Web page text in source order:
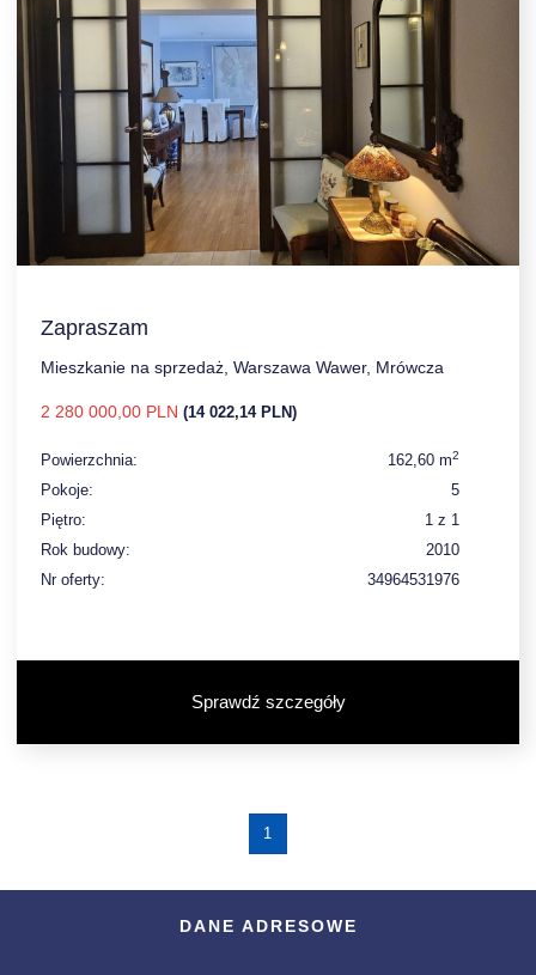
Zapraszam
Mieszkanie na sprzedaż, Warszawa Wawer, Mrówcza
2 280 000,00 PLN (14 022,14 PLN)
Powierzchnia: 162,60 m2
Pokoje:
5
Piętro:
1 z 1
Rok budowy:
2010
Nr oferty:
34964531976
Sprawdź szczegóły
1
DANE ADRESOWE